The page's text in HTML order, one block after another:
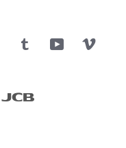
InstagramTumblr YouTube
American